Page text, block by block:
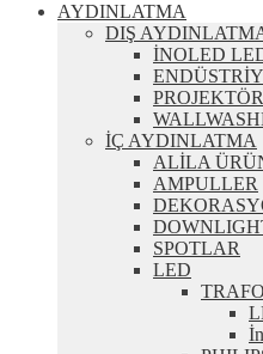
AYDINLATMA
DIŞ
İNOLED
İÇ AYDINLATMA
ALİLA
AMPULLER
SPOTLAR
LED